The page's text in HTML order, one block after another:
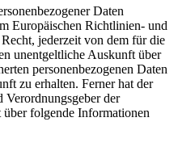
Daten
Europäischen Richtlinien- und
jederzeit von dem für die
unentgeltliche Auskunft über
personenbezogenen Daten
zu erhalten. Ferner hat der
der
folgende Informationen